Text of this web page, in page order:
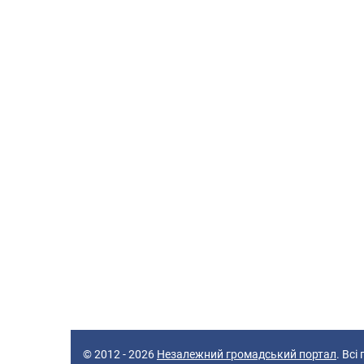
© 2012 - 2026 Незалежний громадський портал. Всі